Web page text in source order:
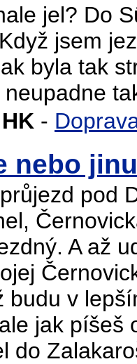
jel? Do
jsem
byla tak
-
nebo
pod
A až
budu v
jak píšeš
do